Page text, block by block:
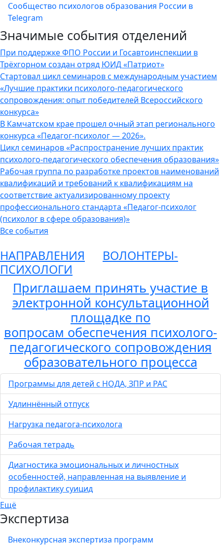
Сообщество психологов образования России в
Telegram
Значимые события отделений
При поддержке ФПО России и Госавтоинспекции в
Трёхгорном создан отряд ЮИД «Патриот»
Стартовал цикл семинаров с международным участием
«Лучшие практики психолого-педагогического
сопровождения: опыт победителей Всероссийского
конкурса»
В Камчатском крае прошел очный этап регионального
конкурса «Педагог-психолог — 2026».
Цикл семинаров «Распространение лучших практик
психолого-педагогического обеспечения образования»
Рабочая группа по разработке проектов наименований
квалификаций и требований к квалификациям на
соответствие актуализированному проекту
профессионального стандарта «Педагог-психолог
(психолог в сфере образования)»
Все события
НАПРАВЛЕНИЯ
ВОЛОНТЕРЫ-
ПСИХОЛОГИ
Приглашаем принять участие в
электронной консультационной
площадке по
вопросам обеспечения психолого-
педагогического сопровождения
образовательного процесса
Программы для детей с НОДА, ЗПР и РАС
Удлиннённый отпуск
Нагрузка педагога-психолога
Рабочая тетрадь
Диагностика эмоциональных и личностных
особенностей, направленная на выявление и
профилактику суицид
Ещё
Экспертиза
Внеконкурсная экспертиза программ